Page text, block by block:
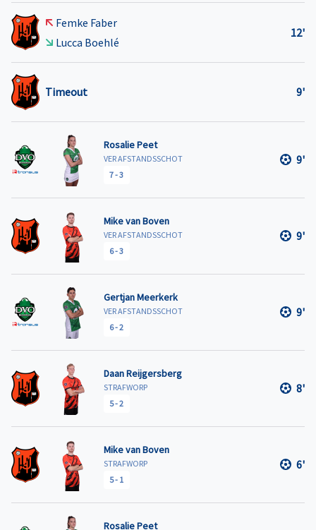
Femke Faber
Lucca Boehlé
12'
Timeout 9'
Rosalie Peet
VER AFSTANDSSCHOT
7-3
9'
Mike van Boven
VER AFSTANDSSCHOT
6-3
9'
Gertjan Meerkerk
VER AFSTANDSSCHOT
6-2
9'
Daan Reijgersberg
STRAFWORP
5-2
8'
Mike van Boven
STRAFWORP
5- 1
6'
Rosalie Peet